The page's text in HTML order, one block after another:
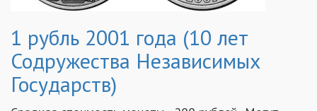
1 рубль 2001 года (10 лет
Содружества Независимых
Государств)